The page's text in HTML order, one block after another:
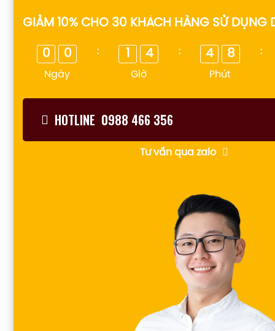
GIẢM 10% CHO 30 KHÁCH HÀNG SỬ DỤNG
0 0
Ngày
: 1 4
Giờ
: 4 8
Phút
:
HOTLINE 0988 466 356
Tư vấn qua zalo